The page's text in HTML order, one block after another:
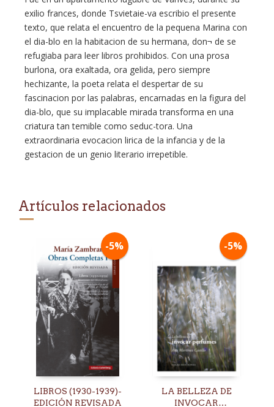
exilio frances, donde Tsvietaie-va escribio el presente
texto, que relata el encuentro de la pequena Marina con
el dia-blo en la habitacion de su hermana, don¬ de se
refugiaba para leer libros prohibidos. Con una prosa
burlona, ora exaltada, ora gelida, pero siempre
hechizante, la poeta relata el despertar de su
fascinacion por las palabras, encarnadas en la figura del
dia-blo, que su implacable mirada transforma en una
criatura tan temible como seduc-tora. Una
extraordinaria evocacion lirica de la infancia y de la
gestacion de un genio literario irrepetible.
Artículos relacionados
-5%
LIBROS (1930-1939)-
EDICIÓN REVISADA
-5%
LA BELLEZA DE
INVOCAR